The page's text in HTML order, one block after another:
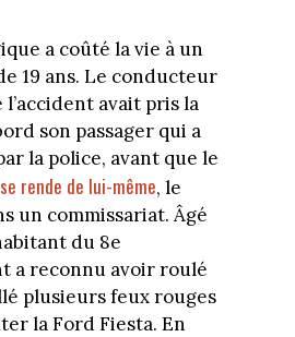
a coûté la vie à un
19 ans. Le conducteur
avait pris la
son passager qui a
la police, avant que le
rende de lui-même, le
un commissariat. Âgé
du 8e
a reconnu avoir roulé
plusieurs feux rouges
la Ford Fiesta. En